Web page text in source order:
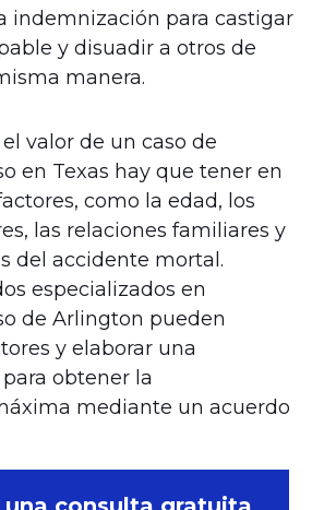
indemnización para castigar
y disuadir a otros de
manera.
valor de un caso de
en Texas hay que tener en
como la edad, los
las relaciones familiares y
del accidente mortal.
especializados en
de Arlington pueden
y elaborar una
obtener la
mediante un acuerdo